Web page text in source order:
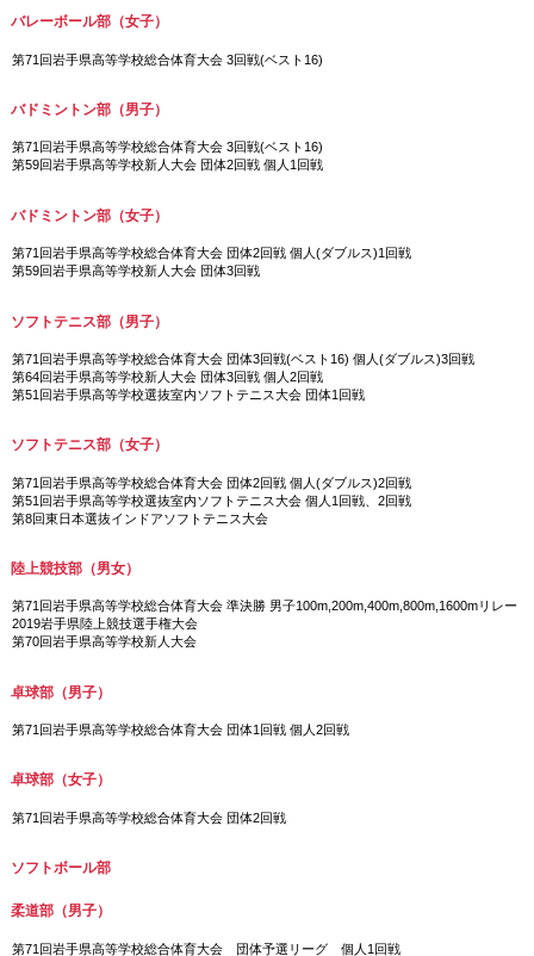
バレーボール部（女子）
第71回岩手県高等学校総合体育大会 3回戦(ベスト16)
バドミントン部（男子）
第71回岩手県高等学校総合体育大会 3回戦(ベスト16)
第59回岩手県高等学校新人大会 団体2回戦 個人1回戦
バドミントン部（女子）
第71回岩手県高等学校総合体育大会 団体2回戦 個人(ダブルス)1回戦
第59回岩手県高等学校新人大会 団体3回戦
ソフトテニス部（男子）
第71回岩手県高等学校総合体育大会 団体3回戦(ベスト16) 個人(ダブルス)3回戦
第64回岩手県高等学校新人大会 団体3回戦 個人2回戦
第51回岩手県高等学校選抜室内ソフトテニス大会 団体1回戦
ソフトテニス部（女子）
第71回岩手県高等学校総合体育大会 団体2回戦 個人(ダブルス)2回戦
第51回岩手県高等学校選抜室内ソフトテニス大会 個人1回戦、2回戦
第8回東日本選抜インドアソフトテニス大会
陸上競技部（男女）
第71回岩手県高等学校総合体育大会 準決勝 男子100m,200m,400m,800m,1600mリレー
2019岩手県陸上競技選手権大会
第70回岩手県高等学校新人大会
卓球部（男子）
第71回岩手県高等学校総合体育大会 団体1回戦 個人2回戦
卓球部（女子）
第71回岩手県高等学校総合体育大会 団体2回戦
ソフトボール部
柔道部（男子）
第71回岩手県高等学校総合体育大会 団体予選リーグ 個人1回戦